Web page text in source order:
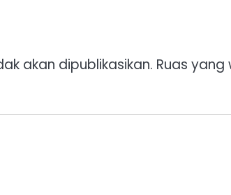
akan dipublikasikan. Ruas